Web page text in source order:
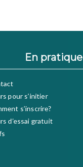
En pratique
pour s’initier
s’inscrire?
d’essai gratuit